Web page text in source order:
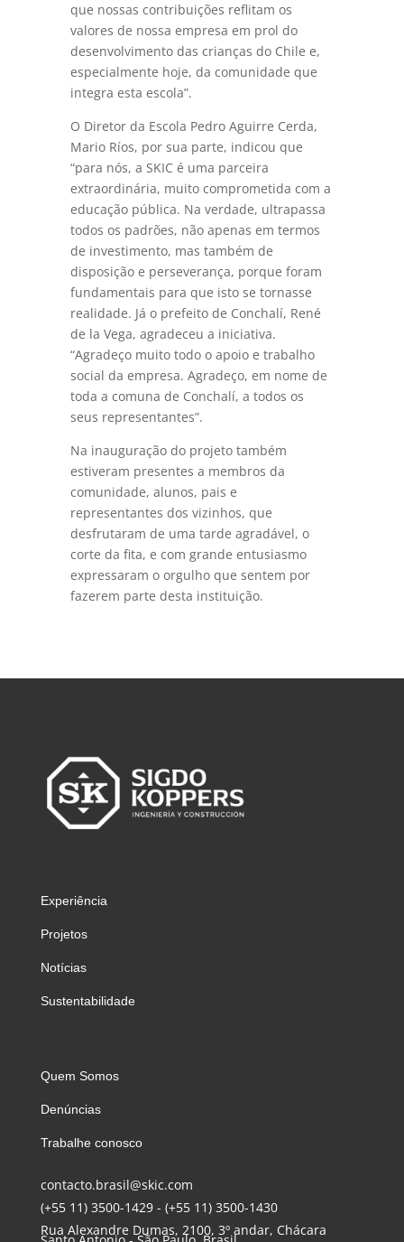
que nossas contribuições reflitam os
valores de nossa empresa em prol do
desenvolvimento das crianças do Chile e,
especialmente hoje, da comunidade que
integra esta escola”.
O Diretor da Escola Pedro Aguirre Cerda,
Mario Ríos, por sua parte, indicou que
“para nós, a SKIC é uma parceira
extraordinária, muito comprometida com a
educação pública. Na verdade, ultrapassa
todos os padrões, não apenas em termos
de investimento, mas também de
disposição e perseverança, porque foram
fundamentais para que isto se tornasse
realidade. Já o prefeito de Conchalí, René
de la Vega, agradeceu a iniciativa.
“Agradeço muito todo o apoio e trabalho
social da empresa. Agradeço, em nome de
toda a comuna de Conchalí, a todos os
seus representantes”.
Na inauguração do projeto também
estiveram presentes a membros da
comunidade, alunos, pais e
representantes dos vizinhos, que
desfrutaram de uma tarde agradável, o
corte da fita, e com grande entusiasmo
expressaram o orgulho que sentem por
fazerem parte desta instituição.
Experiência
Projetos
Notícias
Sustentabilidade
Quem Somos
Denúncias
Trabalhe conosco
contacto.brasil@skic.com
(+55 11) 3500-1429- (+55 11) 3500-1430
Rua Alexandre Dumas, 2100, 3º andar, Chácara